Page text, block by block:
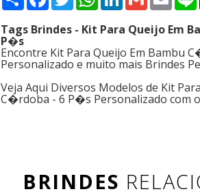
Tags Brindes - Kit Para Queijo Em
P�s
Encontre Kit Para Queijo Em Bambu
Personalizado e muito mais Brindes
Veja Aqui Diversos Modelos de Kit
C�rdoba - 6 P�s Personalizado com
BRINDES